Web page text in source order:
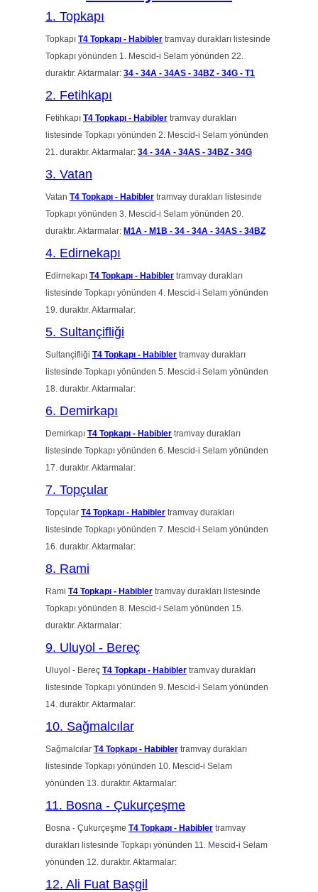
1. Topkapı
Topkapı T4 Topkapı - Habibler tramvay durakları listesinde
Topkapı yönünden 1. Mescid-i Selam yönünden 22.
duraktır. Aktarmalar: 34 - 34A - 34AS - 34BZ - 34G - T1
2. Fetihkapı
Fetihkapı T4 Topkapı - Habibler tramvay durakları
listesinde Topkapı yönünden 2. Mescid-i Selam yönünden
21. duraktır. Aktarmalar: 34 - 34A - 34AS - 34BZ - 34G
3. Vatan
Vatan T4 Topkapı - Habibler tramvay durakları listesinde
Topkapı yönünden 3. Mescid-i Selam yönünden 20.
duraktır. Aktarmalar: M1A - M1B - 34 - 34A - 34AS - 34BZ
4. Edirnekapı
Edirnekapı T4 Topkapı - Habibler tramvay durakları
listesinde Topkapı yönünden 4. Mescid-i Selam yönünden
19. duraktır. Aktarmalar:
5. Sultançifliği
Sultançifliği T4 Topkapı - Habibler tramvay durakları
listesinde Topkapı yönünden 5. Mescid-i Selam yönünden
18. duraktır. Aktarmalar:
6. Demirkapı
Demirkapı T4 Topkapı - Habibler tramvay durakları
listesinde Topkapı yönünden 6. Mescid-i Selam yönünden
17. duraktır. Aktarmalar:
7. Topçular
Topçular T4 Topkapı - Habibler tramvay durakları
listesinde Topkapı yönünden 7. Mescid-i Selam yönünden
16. duraktır. Aktarmalar:
8. Rami
Rami T4 Topkapı - Habibler tramvay durakları listesinde
Topkapı yönünden 8. Mescid-i Selam yönünden 15.
duraktır. Aktarmalar:
9. Uluyol - Bereç
Uluyol - Bereç T4 Topkapı - Habibler tramvay durakları
listesinde Topkapı yönünden 9. Mescid-i Selam yönünden
14. duraktır. Aktarmalar:
10. Sağmalcılar
Sağmalcılar T4 Topkapı - Habibler tramvay durakları
listesinde Topkapı yönünden 10. Mescid-i Selam
yönünden 13. duraktır. Aktarmalar:
11. Bosna - Çukurçeşme
Bosna - Çukurçeşme T4 Topkapı - Habibler tramvay
durakları listesinde Topkapı yönünden 11. Mescid-i Selam
yönünden 12. duraktır. Aktarmalar:
12. Ali Fuat Başgil